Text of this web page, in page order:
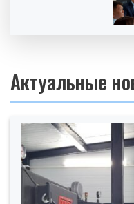
Актуальные